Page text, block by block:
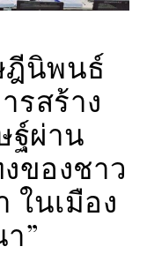
ฎีนิพนธ์
รสร้าง
ฐ์ผ่าน
ของชาว
ในเมือง
”